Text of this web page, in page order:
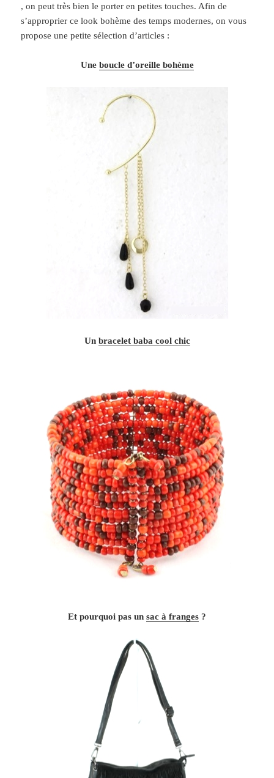
, on peut très bien le porter en petites touches. Afin de
s’approprier ce look bohème des temps modernes, on vous
propose une petite sélection d’articles :
Une boucle d’oreille bohème
Un bracelet baba cool chic
Et pourquoi pas un sac à franges ?